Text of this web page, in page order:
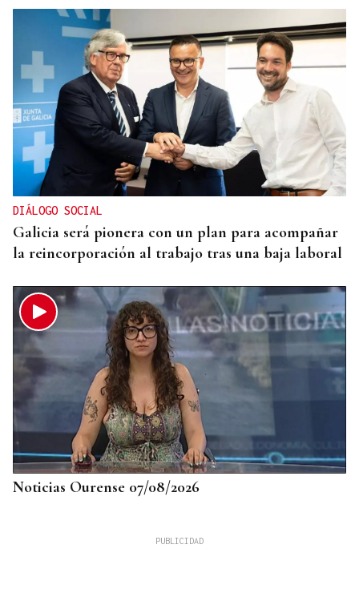
DIÁLOGO SOCIAL
Galicia será pionera con un plan para acompañar
la reincorporación al trabajo tras una baja laboral
Noticias Ourense 07/08/2026